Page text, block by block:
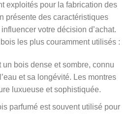
exploités pour la fabrication des
présente des caractéristiques
votre décision d’achat.
les plus couramment utilisés :
un bois dense et sombre, connu
et sa longévité. Les montres
luxueuse et sophistiquée.
parfumé est souvent utilisé pour